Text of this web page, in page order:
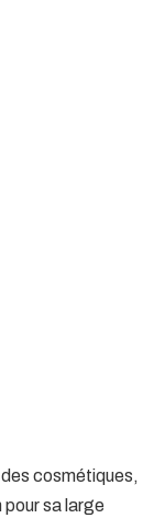
cosmétiques,
pour sa large